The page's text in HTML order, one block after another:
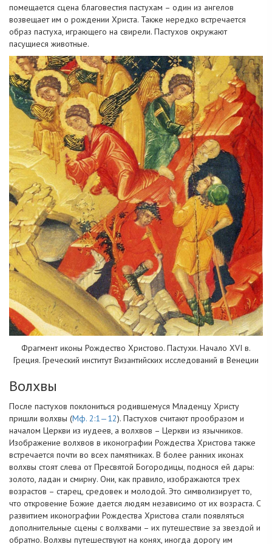
помещается сцена благовестия пастухам – один из ангелов
возвещает им о рождении Христа. Также нередко встречается
образ пастуха, играющего на свирели. Пастухов окружают
пасущиеся животные.
Фрагмент иконы Рождество Христово. Пастухи. Начало XVI в.
Греция. Греческий институт Византийских исследований в Венеции
Волхвы
После пастухов поклониться родившемуся Младенцу Христу
пришли волхвы (Мф. 2:1—12). Пастухов считают прообразом и
началом Церкви из иудеев, а волхвов – Церкви из язычников.
Изображение волхвов в иконографии Рождества Христова также
встречается почти во всех памятниках. В более ранних иконах
волхвы стоят слева от Пресвятой Богородицы, поднося ей дары:
золото, ладан и смирну. Они, как правило, изображаются трех
возрастов – старец, средовек и молодой. Это символизирует то,
что откровение Божие дается людям независимо от их возраста. С
развитием иконографии Рождества Христова стали появляться
дополнительные сцены с волхвами – их путешествие за звездой и
обратно. Волхвы путешествуют на конях, иногда дорогу им